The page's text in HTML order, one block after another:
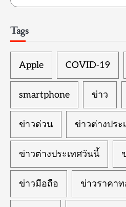
Tags
Apple COVID-19
smartphone ข่าว
ข่าวด่วน ข่าวต่างประ
ข่าวต่างประเทศวันนี้
ข่าวมือถือ ข่าวราคาท